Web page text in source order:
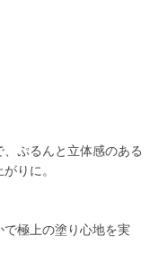
ぷるんと立体感のある
りに。
極上の塗り心地を実